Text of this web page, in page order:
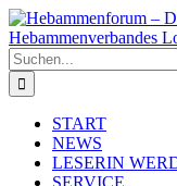
Zum
Inhalt
springen
Suche
nach:
START
NEWS
LESERIN
SERVICE